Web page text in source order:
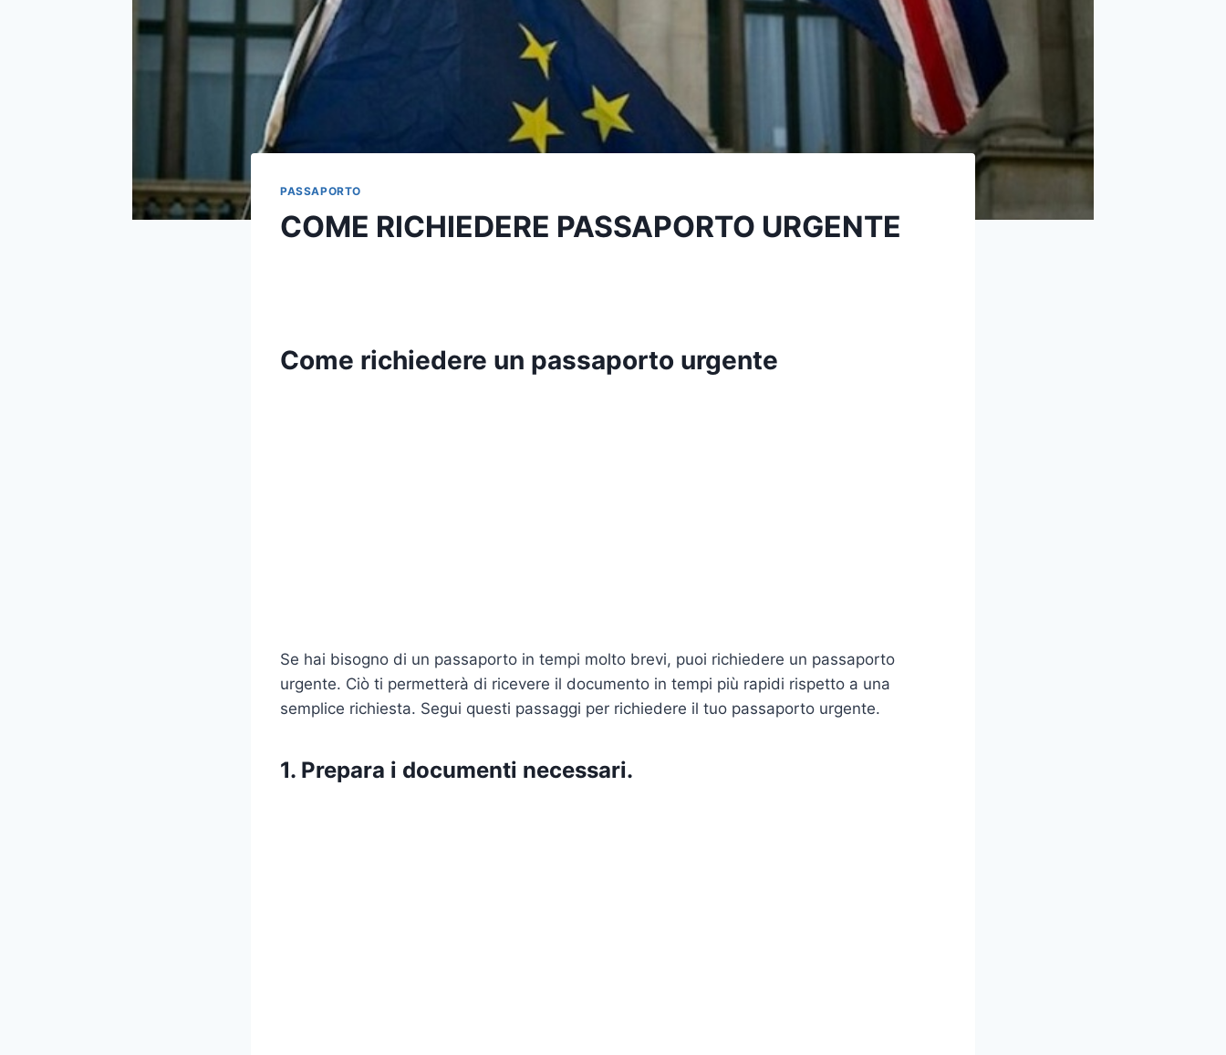
PASSAPORTO
COME RICHIEDERE PASSAPORTO URGENTE
Come richiedere un passaporto urgente
Se hai bisogno di un passaporto in tempi molto brevi, puoi richiedere un passaporto
urgente. Ciò ti permetterà di ricevere il documento in tempi più rapidi rispetto a una
semplice richiesta. Segui questi passaggi per richiedere il tuo passaporto urgente.
1. Prepara i documenti necessari.